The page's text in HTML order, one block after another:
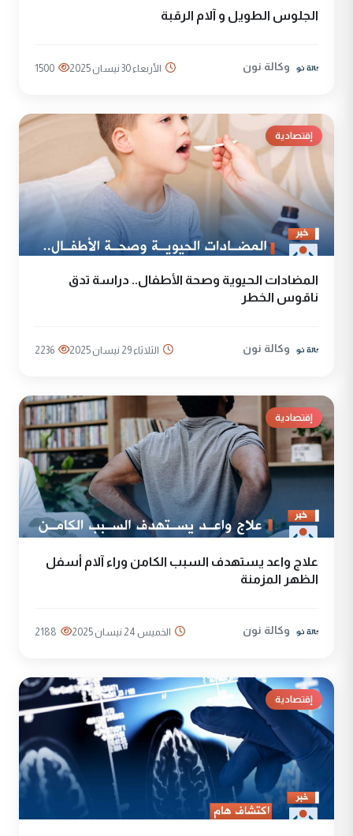
الجلوس الطويل و آلام الرقبة
وكالة نون الأربعاء 30 نيسان 2025 1500
إقتصادية
المضادات الحيوية وصحة الأطفال.. دراسة تدق
ناقوس الخطر
وكالة نون الثلاثاء 29 نيسان 2025 2236
إقتصادية
علاج واعد يستهدف السبب الكامن وراء آلام أسفل
الظهر المزمنة
وكالة نون الخميس 24 نيسان 2025 2188
إقتصادية